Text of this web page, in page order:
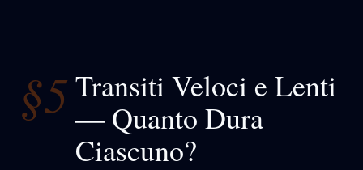
§5 Transiti Veloci e Lenti
— Quanto Dura
Ciascuno?